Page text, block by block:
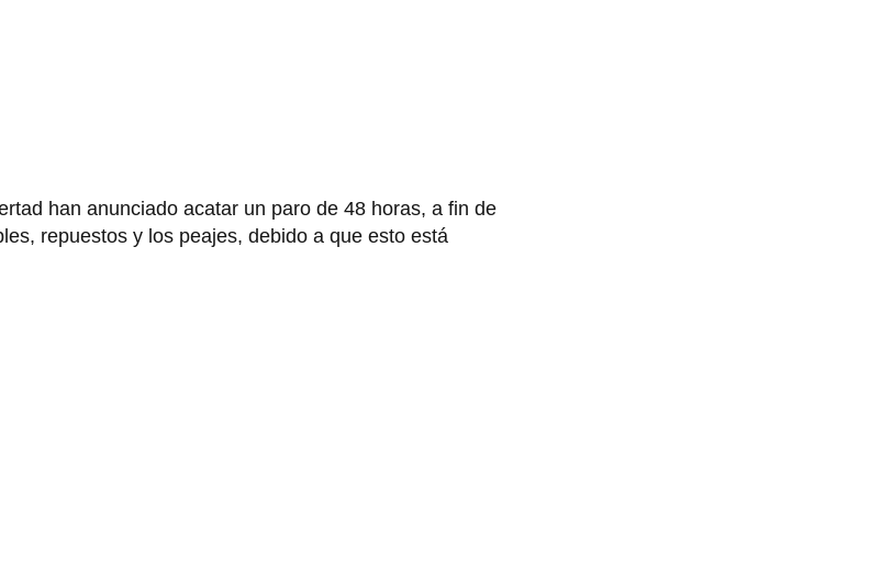
han anunciado acatar un paro de 48 horas, a fin de
repuestos y los peajes, debido a que esto está